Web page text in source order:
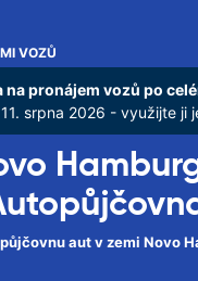
VOZŮ
na pronájem vozů po
srpna 2026 - využijte ji
aut v zemi Novo